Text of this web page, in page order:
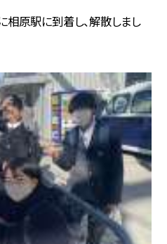
原駅に到着し、解散しまし